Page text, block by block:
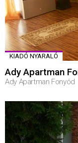
KIADÓ NYARALÓ
Ady Apartman
Ady Apartman Fonyód